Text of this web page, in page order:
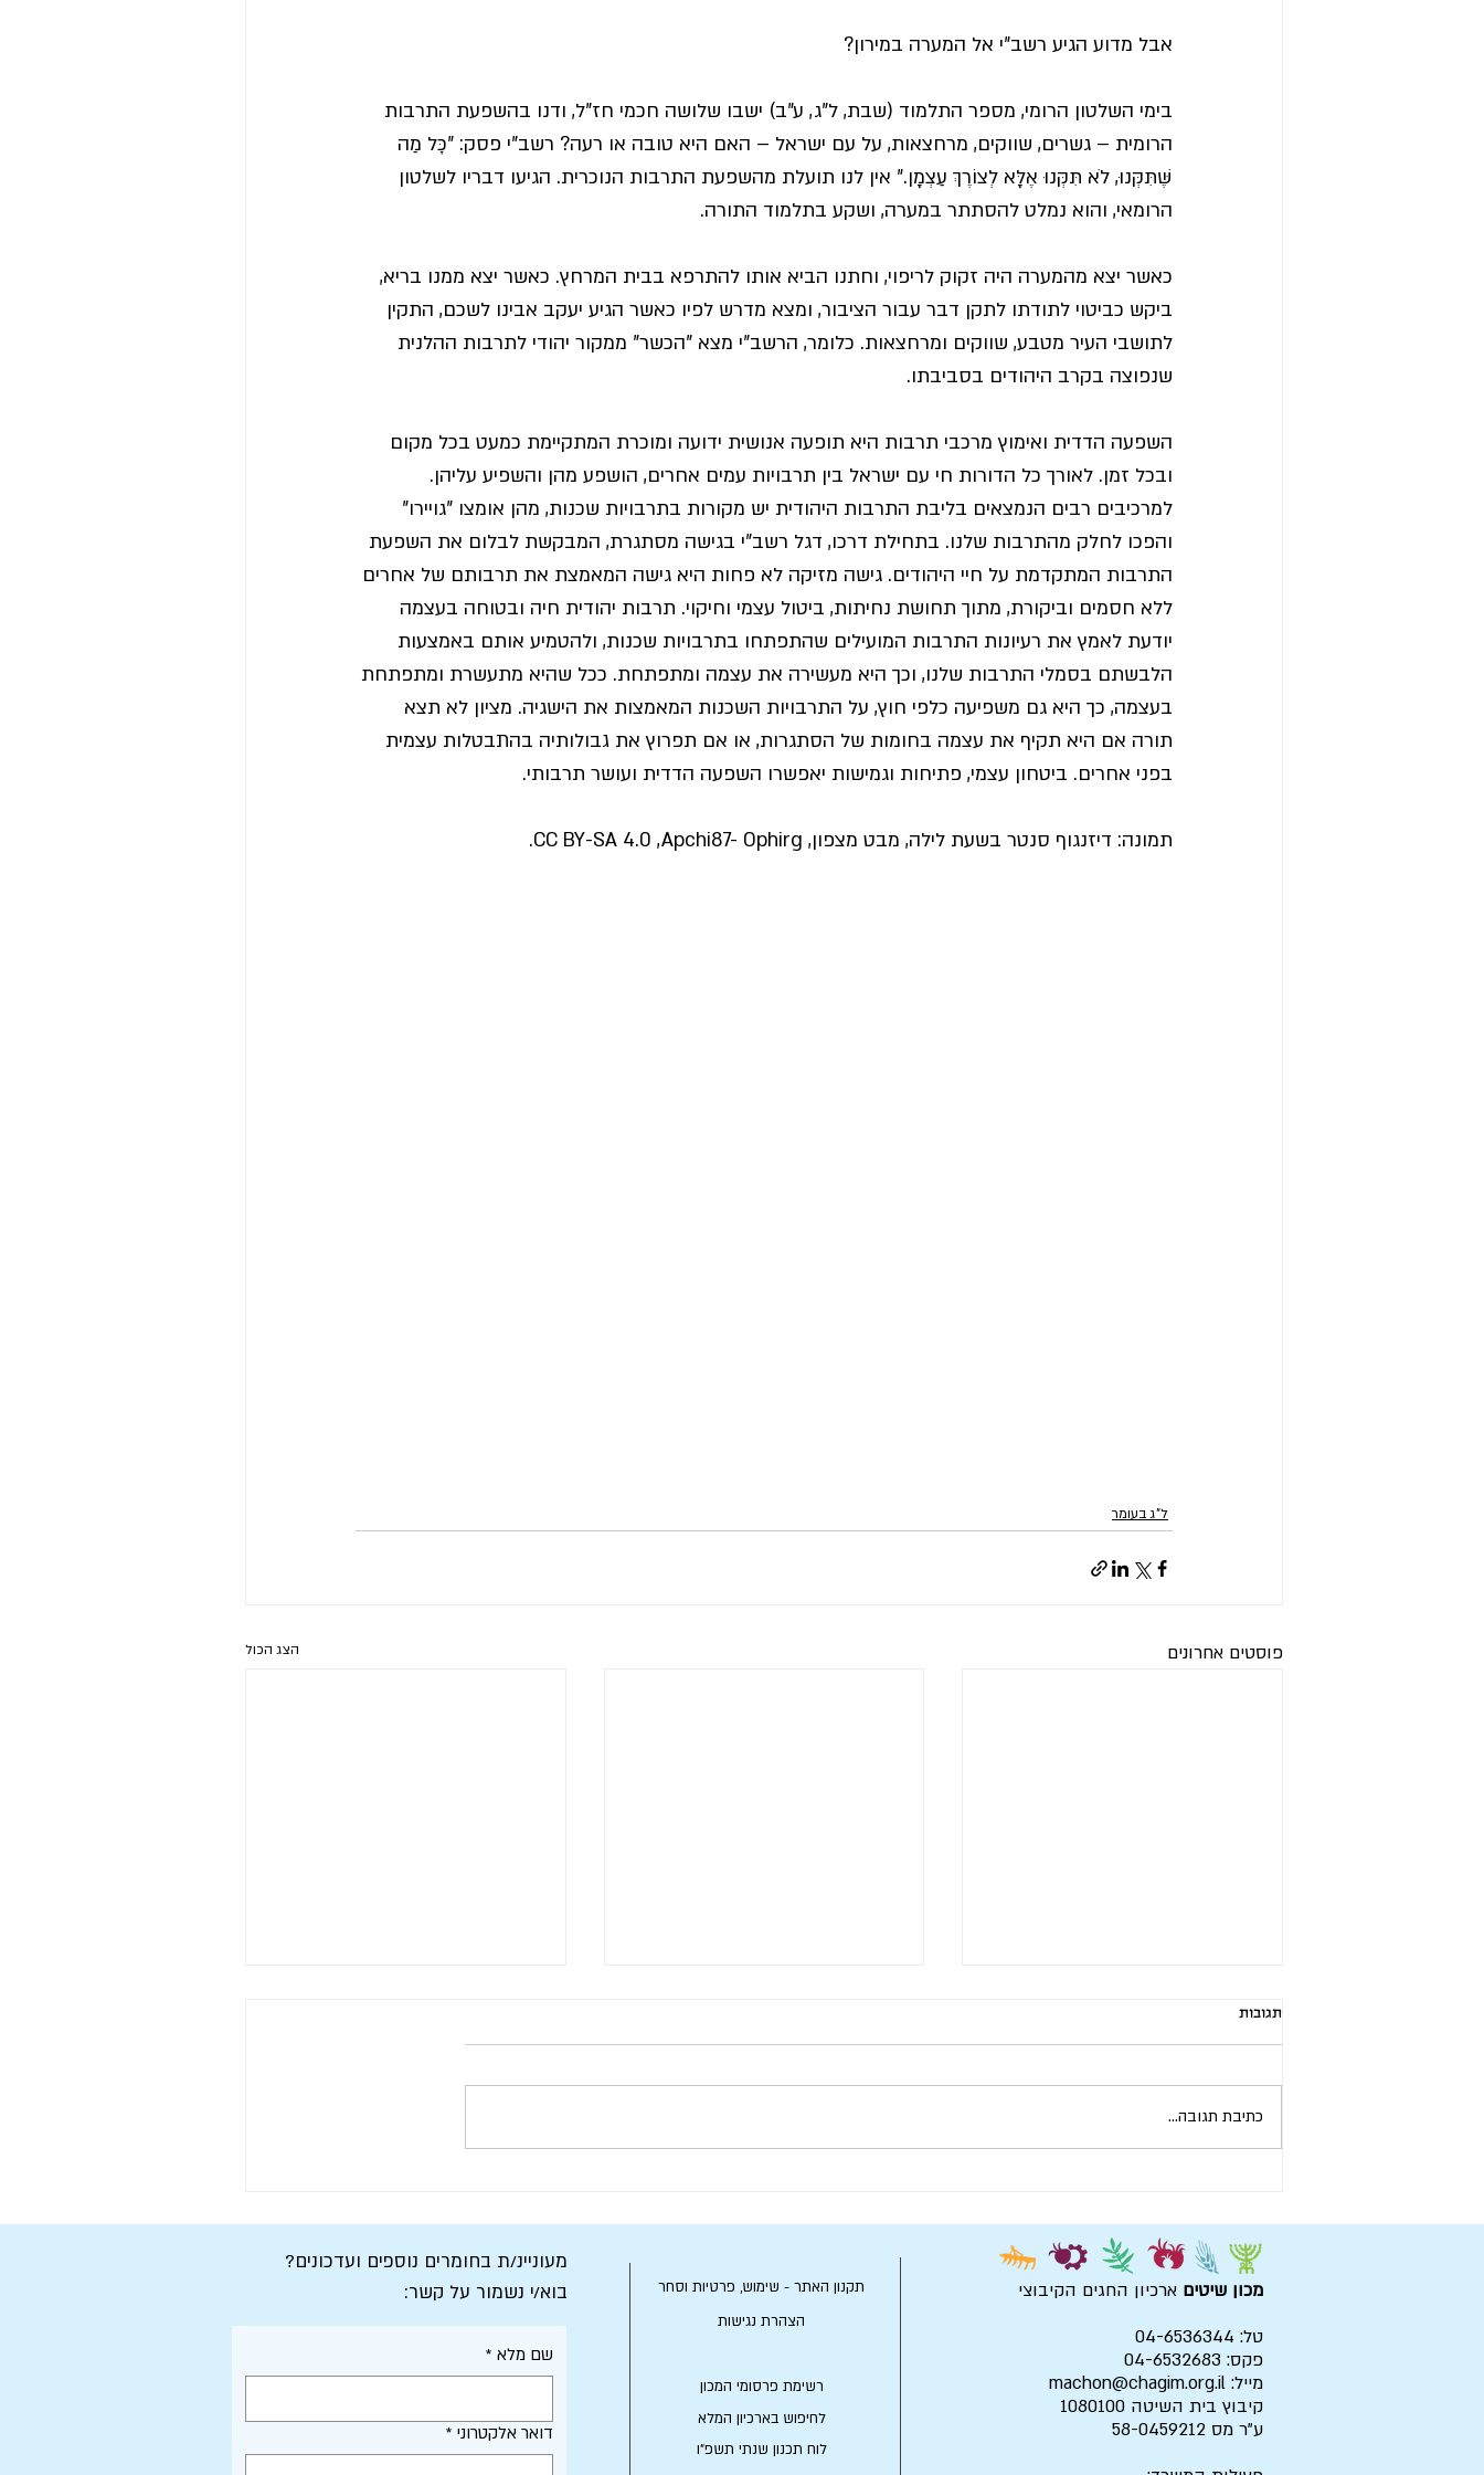
אבל מדוע הגיע רשב"י אל המערה במירון?
בימי השלטון הרומי, מספר התלמוד (שבת, ל"ג, ע"ב) ישבו שלושה חכמי חז"ל, ודנו בהשפעת התרבות
הרומית – גשרים, שווקים, מרחצאות, על עם ישראל – האם היא טובה או רעה? רשב"י פסק: "כׇּל מַה
שֶּׁתִּקְּנוּ, לֹא תִּקְּנוּ אֶלָּא לְצוֹרֶךְ עַצְמָן." אין לנו תועלת מהשפעת התרבות הנוכרית. הגיעו דבריו לשלטון
הרומאי, והוא נמלט להסתתר במערה, ושקע בתלמוד התורה.
כאשר יצא מהמערה היה זקוק לריפוי, וחתנו הביא אותו להתרפא בבית המרחץ. כאשר יצא ממנו בריא,
ביקש כביטוי לתודתו לתקן דבר עבור הציבור, ומצא מדרש לפיו כאשר הגיע יעקב אבינו לשכם, התקין
לתושבי העיר מטבע, שווקים ומרחצאות. כלומר, הרשב"י מצא "הכשר" ממקור יהודי לתרבות ההלנית
שנפוצה בקרב היהודים בסביבתו.
השפעה הדדית ואימוץ מרכבי תרבות היא תופעה אנושית ידועה ומוכרת המתקיימת כמעט בכל מקום
ובכל זמן. לאורך כל הדורות חי עם ישראל בין תרבויות עמים אחרים, הושפע מהן והשפיע עליהן.
למרכיבים רבים הנמצאים בליבת התרבות היהודית יש מקורות בתרבויות שכנות, מהן אומצו "גויירו"
והפכו לחלק מהתרבות שלנו. בתחילת דרכו, דגל רשב"י בגישה מסתגרת, המבקשת לבלום את השפעת
התרבות המתקדמת על חיי היהודים. גישה מזיקה לא פחות היא גישה המאמצת את תרבותם של אחרים
ללא חסמים וביקורת, מתוך תחושת נחיתות, ביטול עצמי וחיקוי. תרבות יהודית חיה ובטוחה בעצמה
יודעת לאמץ את רעיונות התרבות המועילים שהתפתחו בתרבויות שכנות, ולהטמיע אותם באמצעות
הלבשתם בסמלי התרבות שלנו, וכך היא מעשירה את עצמה ומתפתחת. ככל שהיא מתעשרת ומתפתחת
בעצמה, כך היא גם משפיעה כלפי חוץ, על התרבויות השכנות המאמצות את הישגיה. מציון לא תצא
תורה אם היא תקיף את עצמה בחומות של הסתגרות, או אם תפרוץ את גבולותיה בהתבטלות עצמית
בפני אחרים. ביטחון עצמי, פתיחות וגמישות יאפשרו השפעה הדדית ועושר תרבותי.
תמונה: דיזנגוף סנטר בשעת לילה, מבט מצפון, CC BY-SA 4.0 ,Apchi87- Ophirg.
ל"ג בעומר
פוסטים אחרונים הצג הכול
בנטל | אביב גרוסר
תגובות
כתיבת תגובה...
מעוניינ/ת בחומרים נוספים ועדכונים?
בוא/י נשמור על קשר:
שם מלא *
דואר אלקטרוני *
תקנון האתר - שימוש, פרטיות וסחר
הצהרת נגישות
רשימת פרסומי המכון
לחיפוש בארכיון המלא
לוח תכנון שנתי תשפ"ו
מכון שיטים ארכיון החגים הקיבוצי
טל: 04-6536344
פקס: 04-6532683
מייל: machon@chagim.org.il
קיבוץ בית השיטה 1080100
ע"ר מס 58-0459212